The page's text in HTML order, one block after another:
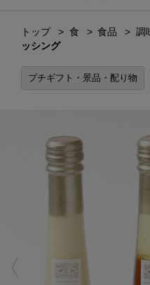
トップ 食 食品 調
ッシング
プチギフト・景品・配り物